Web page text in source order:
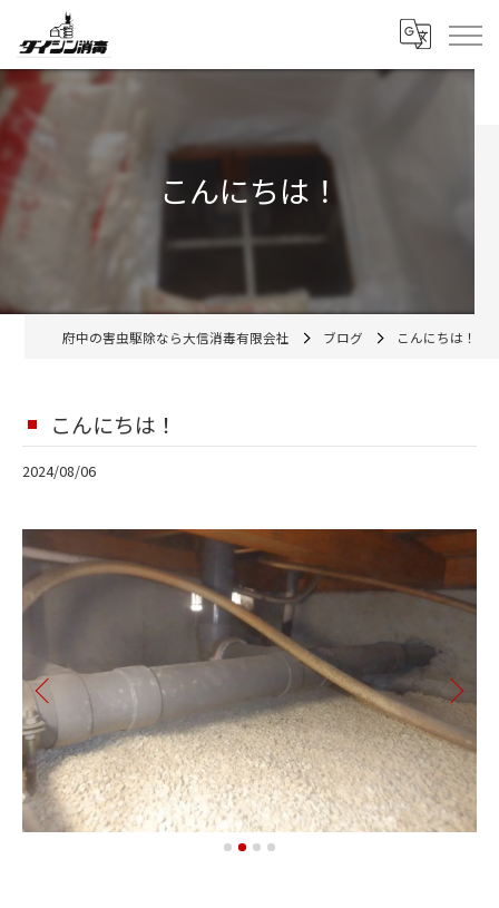
こんにちは！
府中の害虫駆除なら大信消毒有限会社 ブログ こんにちは！
こんにちは！
2024/08/06